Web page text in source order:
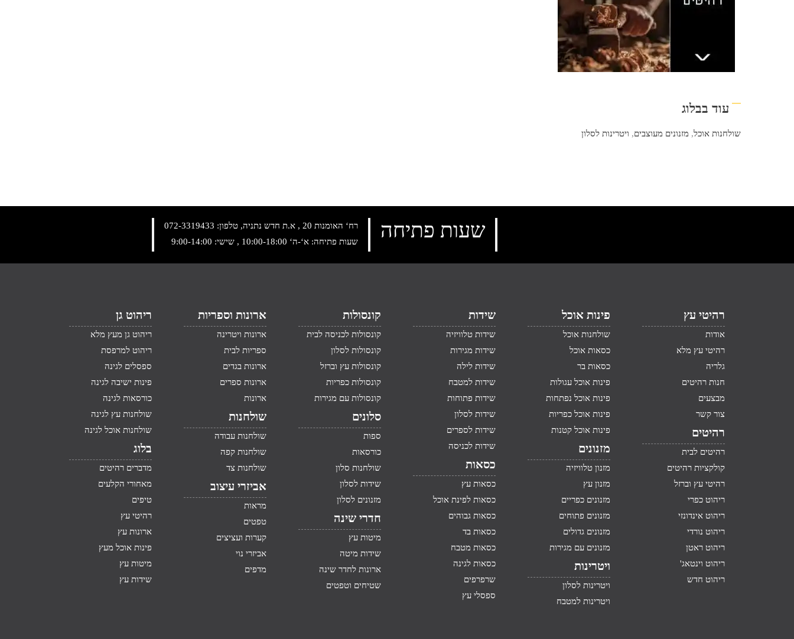
עוד בבלוג
שולחנות אוכל, מזנונים מעוצבים, ויטרינות לסלון
רח‘ האומנות 20 , א.ת חדש נתניה, טלפון:
072-3319433
שעות פתיחה: א‘-ה‘ 10:00-18:00 , שישי: 9:00-14:00
שעות פתיחה
רהיטי עץ
אודות
רהיטי עץ מלא
גלריה
חנות רהיטים
מבצעים
צור קשר
רהיטים
רהיטים לבית
קולקציות רהיטים
רהיטי עץ וברזל
ריהוט כפרי
ריהוט אינדונזי
ריהוט נורדי
ריהוט ראטן
ריהוט וינטאג'
ריהוט חדש
פינות אוכל
שולחנות אוכל
כסאות אוכל
כסאות בר
פינות אוכל עגולות
פינות אוכל נפתחות
פינות אוכל כפריות
פינות אוכל קטנות
מזנונים
מזנון טלוויזיה
מזנון עץ
מזנונים כפריים
מזנונים פתוחים
מזנונים גדולים
מזנונים עם מגירות
ויטרינות
ויטרינות לסלון
ויטרינות למטבח
שידות
שידות טלוויזיה
שידות מגירות
שידות לילה
שידות למטבח
שידות פתוחות
שידות לסלון
שידות לספרים
שידות לכניסה
כסאות
כסאות עץ
כסאות לפינת אוכל
כסאות גבוהים
כסאות בד
כסאות מטבח
כסאות לגינה
שרפרפים
ספסלי עץ
קונסולות
קונסולות לכניסה לבית
קונסולות לסלון
קונסולות עץ וברזל
קונסולות כפריות
קונסולות עם מגירות
סלונים
ספות
כורסאות
שולחנות סלון
שידות לסלון
מזנונים לסלון
חדרי שינה
מיטות עץ
שידות מיטה
ארונות לחדר שינה
שטיחים וטפטים
ארונות וספריות
ארונות ויטרינה
ספריות לבית
ארונות בגדים
ארונות ספרים
ארונות
שולחנות
שולחנות עבודה
שולחנות קפה
שולחנות צד
אביזרי עיצוב
מראות
טפטים
קערות ועציצים
אביזרי נוי
מדפים
ריהוט גן
ריהוט גן מעץ מלא
ריהוט למרפסת
ספסלים לגינה
פינות ישיבה לגינה
כורסאות לגינה
שולחנות עץ לגינה
שולחנות אוכל לגינה
בלוג
מדברים רהיטים
מאחורי הקלעים
טיפים
רהיטי עץ
ארונות עץ
פינות אוכל מעץ
מיטות עץ
שידות עץ